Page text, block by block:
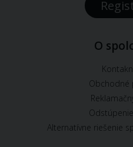
O
Obchodné
Alternatívne riešenie